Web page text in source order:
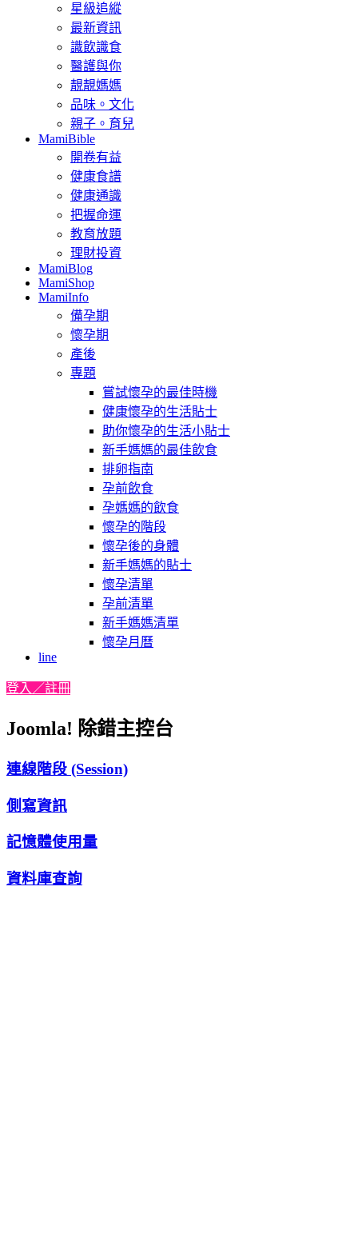
星級追縱
最新資訊
識飲識食
醫護與你
靚靚媽媽
品味。文化
親子。育兒
MamiBible
開卷有益
健康食譜
健康通識
把握命運
教育放題
理財投資
MamiBlog
MamiShop
MamiInfo
備孕期
懷孕期
產後
專題
嘗試懷孕的最佳時機
健康懷孕的生活貼士
助你懷孕的生活小貼士
新手媽媽的最佳飲食
排卵指南
孕前飲食
孕媽媽的飲食
懷孕的階段
懷孕後的身體
新手媽媽的貼士
懷孕清單
孕前清單
新手媽媽清單
懷孕月曆
line
登入／註冊
Joomla! 除錯主控台
連線階段 (Session)
側寫資訊
記憶體使用量
資料庫查詢